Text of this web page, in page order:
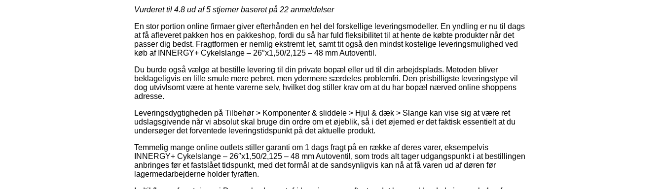
Vurderet til 4.8 ud af 5 stjerner baseret på 22 anmeldelser
En stor portion online firmaer giver efterhånden en hel del forskellige leveringsmodeller. En yndling er nu til dags
at få afleveret pakken hos en pakkeshop, fordi du så har fuld fleksibilitet til at hente de købte produkter når det
passer dig bedst. Fragtformen er nemlig ekstremt let, samt tit også den mindst kostelige leveringsmulighed ved
køb af INNERGY+ Cykelslange – 26″x1,50/2,125 – 48 mm Autoventil.
Du burde også vælge at bestille levering til din private bopæl eller ud til din arbejdsplads. Metoden bliver
beklageligvis en lille smule mere pebret, men ydermere særdeles problemfri. Den prisbilligste leveringstype vil
dog utvivlsomt være at hente varerne selv, hvilket dog stiller krav om at du har bopæl nærved online shoppens
adresse.
Leveringsdygtigheden på Tilbehør > Komponenter & sliddele > Hjul & dæk > Slange kan vise sig at være ret
udslagsgivende når vi absolut skal bruge din ordre om et øjeblik, så i det øjemed er det faktisk essentielt at du
undersøger det forventede leveringstidspunkt på det aktuelle produkt.
Temmelig mange online outlets stiller garanti om 1 dags fragt på en række af deres varer, eksempelvis
INNERGY+ Cykelslange – 26″x1,50/2,125 – 48 mm Autoventil, som trods alt tager udgangspunkt i at bestillingen
anbringes før et fastslået tidspunkt, med det formål at de sandsynligvis kan nå at få varen ud af døren før
lagermedarbejderne holder fyraften.